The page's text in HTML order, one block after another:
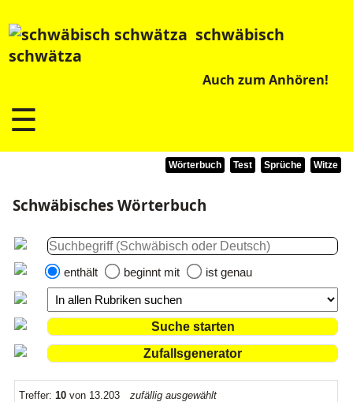
schwäbisch
schwätza
Auch zum Anhören!
☰
Wörterbuch Test Sprüche Witze
Schwäbisches Wörterbuch
enthält beginnt mit ist genau
Treffer: 10 von 13.203zufällig ausgewählt